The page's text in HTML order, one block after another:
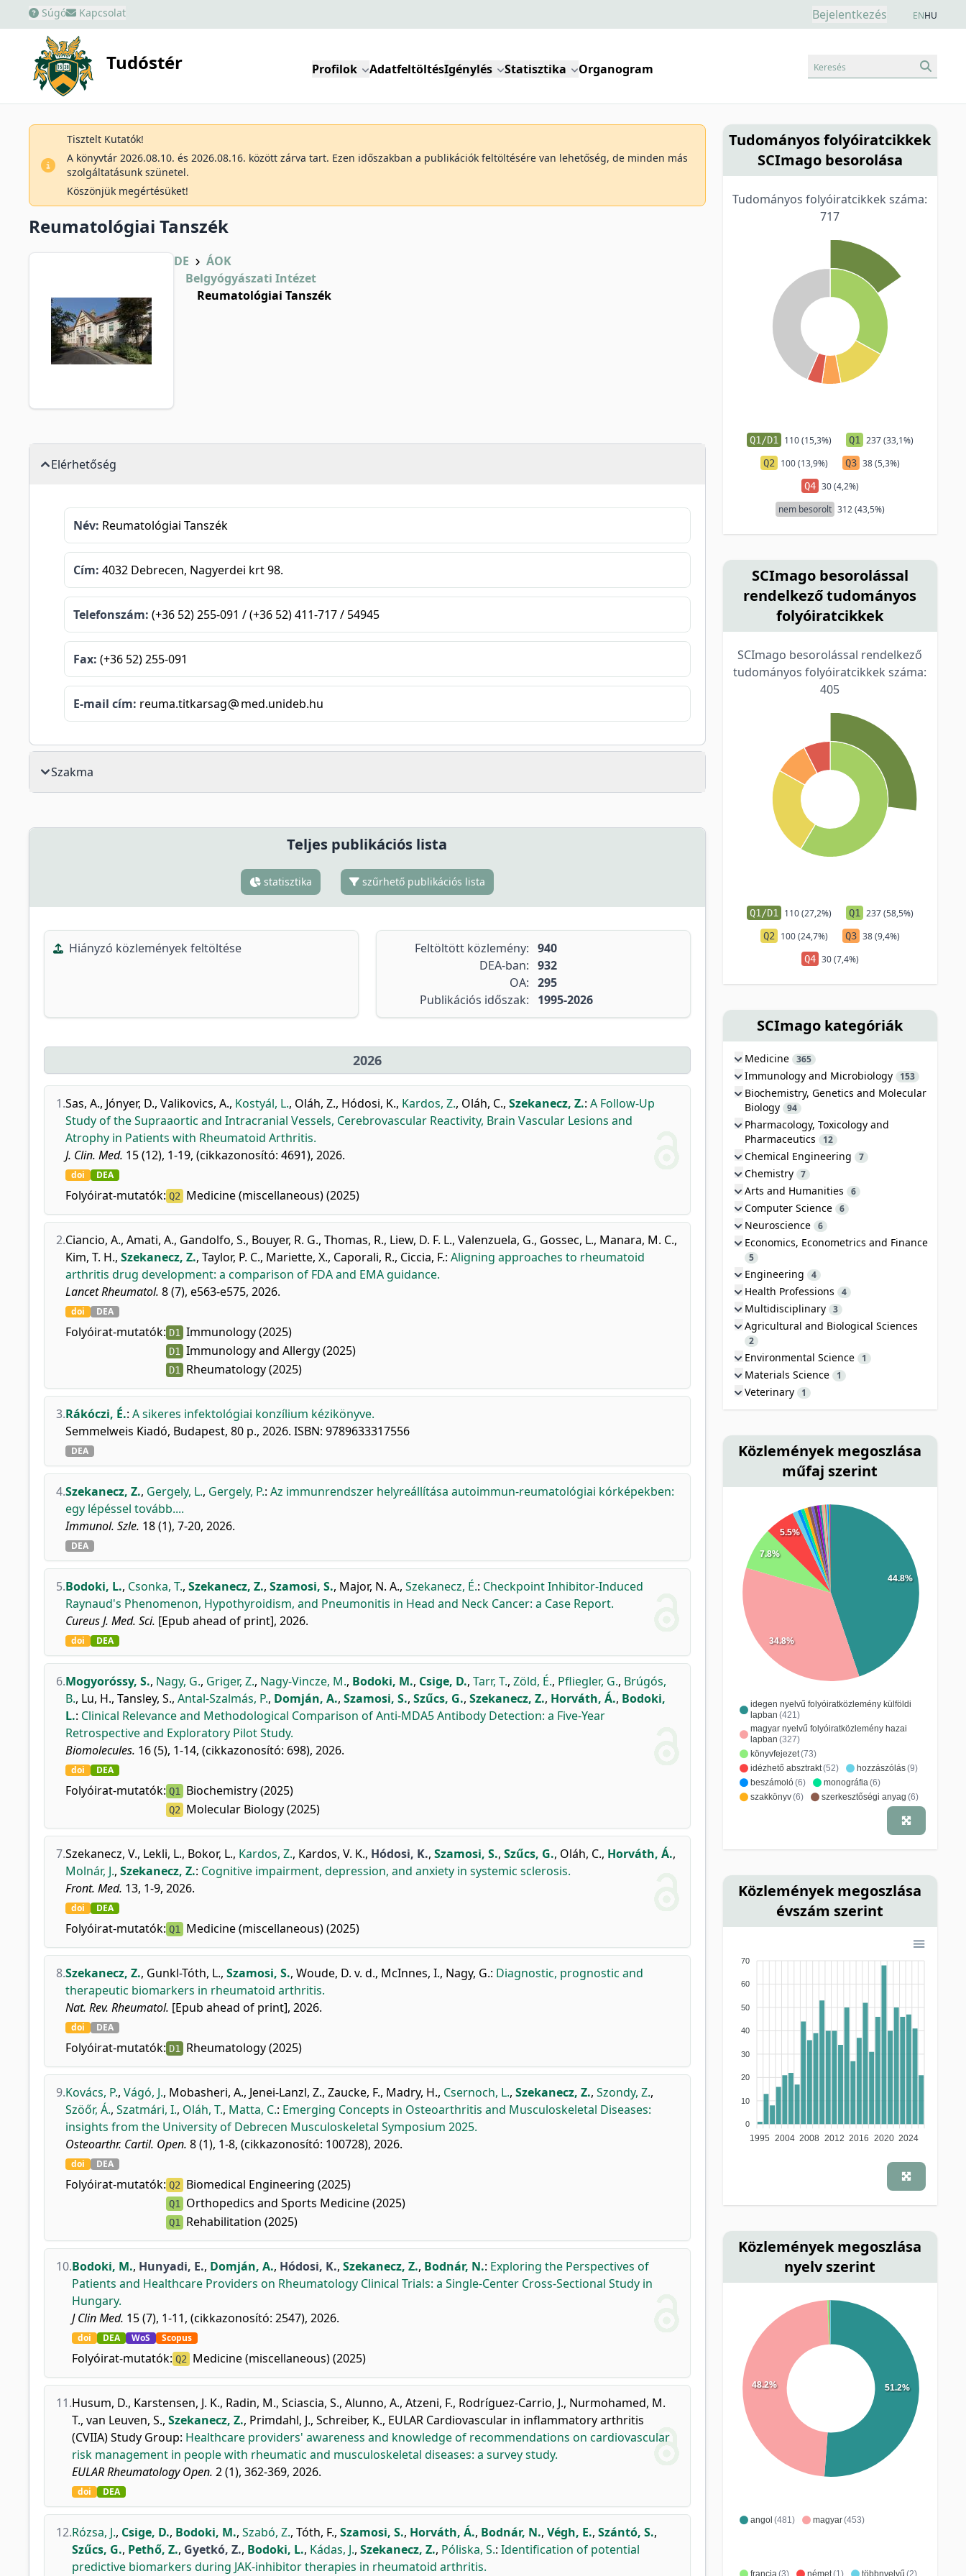
Súgó Kapcsolat Bejelentkezés ENHU
Tudóstér Profilok AdatfeltöltésIgénylés Statisztika Organogram Keresés
Tisztelt Kutatók!
A könyvtár 2026.08.10. és 2026.08.16. között zárva tart. Ezen időszakban a publikációk feltöltésére van lehetőség, de minden más
szolgáltatásunk szünetel.
Köszönjük megértésüket!
Reumatológiai Tanszék
DE
ÁOK
Belgyógyászati Intézet
Reumatológiai Tanszék
Elérhetőség
Név: Reumatológiai Tanszék
Cím: 4032 Debrecen, Nagyerdei krt 98.
Telefonszám: (+36 52) 255-091 / (+36 52) 411-717 / 54945
Fax: (+36 52) 255-091
E-mail cím: reuma.titkarsag med.unideb.hu
Szakma
Teljes publikációs lista
statisztika szűrhető publikációs lista
Hiányzó közlemények feltöltése Feltöltött közlemény: 940
DEA-ban: 932
OA: 295
Publikációs időszak:
1995-2026
2026
1.Sas, A., Jónyer, D., Valikovics, A., Kostyál, L., Oláh, Z., Hódosi, K., Kardos, Z., Oláh, C., Szekanecz, Z.: A Follow-Up
Study of the Supraaortic and Intracranial Vessels, Cerebrovascular Reactivity, Brain Vascular Lesions and
Atrophy in Patients with Rheumatoid Arthritis.
J. Clin. Med. 15 (12), 1-19, (cikkazonosító: 4691), 2026.
doi DEA
Folyóirat-mutatók: Q2 Medicine (miscellaneous) (2025)
2.Ciancio, A., Amati, A., Gandolfo, S., Bouyer, R. G., Thomas, R., Liew, D. F. L., Valenzuela, G., Gossec, L., Manara, M. C.,
Kim, T. H., Szekanecz, Z., Taylor, P. C., Mariette, X., Caporali, R., Ciccia, F.: Aligning approaches to rheumatoid
arthritis drug development: a comparison of FDA and EMA guidance.
Lancet Rheumatol. 8 (7), e563-e575, 2026.
doi DEA
Folyóirat-mutatók: D1 Immunology (2025)
D1 Immunology and Allergy (2025)
D1 Rheumatology (2025)
3.Rákóczi, É.: A sikeres infektológiai konzílium kézikönyve.
Semmelweis Kiadó, Budapest, 80 p., 2026. ISBN: 9789633317556
DEA
4.Szekanecz, Z., Gergely, L., Gergely, P.: Az immunrendszer helyreállítása autoimmun-reumatológiai kórképekben:
egy lépéssel tovább....
Immunol. Szle. 18 (1), 7-20, 2026.
DEA
5.Bodoki, L., Csonka, T., Szekanecz, Z., Szamosi, S., Major, N. A., Szekanecz, É.: Checkpoint Inhibitor-Induced
Raynaud's Phenomenon, Hypothyroidism, and Pneumonitis in Head and Neck Cancer: a Case Report.
Cureus J. Med. Sci. [Epub ahead of print], 2026.
doi DEA
6.Mogyoróssy, S., Nagy, G., Griger, Z., Nagy-Vincze, M., Bodoki, M., Csige, D., Tarr, T., Zöld, É., Pfliegler, G., Brúgós,
B., Lu, H., Tansley, S., Antal-Szalmás, P., Domján, A., Szamosi, S., Szűcs, G., Szekanecz, Z., Horváth, Á., Bodoki,
L.: Clinical Relevance and Methodological Comparison of Anti-MDA5 Antibody Detection: a Five-Year
Retrospective and Exploratory Pilot Study.
Biomolecules. 16 (5), 1-14, (cikkazonosító: 698), 2026.
doi DEA
Folyóirat-mutatók: Q1 Biochemistry (2025)
Q2 Molecular Biology (2025)
7.Szekanecz, V., Lekli, L., Bokor, L., Kardos, Z., Kardos, V. K., Hódosi, K., Szamosi, S., Szűcs, G., Oláh, C., Horváth, Á.,
Molnár, J., Szekanecz, Z.: Cognitive impairment, depression, and anxiety in systemic sclerosis.
Front. Med. 13, 1-9, 2026.
doi DEA
Folyóirat-mutatók: Q1 Medicine (miscellaneous) (2025)
8.Szekanecz, Z., Gunkl-Tóth, L., Szamosi, S., Woude, D. v. d., McInnes, I., Nagy, G.: Diagnostic, prognostic and
therapeutic biomarkers in rheumatoid arthritis.
Nat. Rev. Rheumatol. [Epub ahead of print], 2026.
doi DEA
Folyóirat-mutatók: D1 Rheumatology (2025)
9.Kovács, P., Vágó, J., Mobasheri, A., Jenei-Lanzl, Z., Zaucke, F., Madry, H., Csernoch, L., Szekanecz, Z., Szondy, Z.,
Szöőr, Á., Szatmári, I., Oláh, T., Matta, C.: Emerging Concepts in Osteoarthritis and Musculoskeletal Diseases:
insights from the University of Debrecen Musculoskeletal Symposium 2025.
Osteoarthr. Cartil. Open. 8 (1), 1-8, (cikkazonosító: 100728), 2026.
doi DEA
Folyóirat-mutatók: Q2 Biomedical Engineering (2025)
Q1 Orthopedics and Sports Medicine (2025)
Q1 Rehabilitation (2025)
10.Bodoki, M., Hunyadi, E., Domján, A., Hódosi, K., Szekanecz, Z., Bodnár, N.: Exploring the Perspectives of
Patients and Healthcare Providers on Rheumatology Clinical Trials: a Single-Center Cross-Sectional Study in
Hungary.
J Clin Med. 15 (7), 1-11, (cikkazonosító: 2547), 2026.
doi DEA WoS Scopus
Folyóirat-mutatók: Q2 Medicine (miscellaneous) (2025)
11.Husum, D., Karstensen, J. K., Radin, M., Sciascia, S., Alunno, A., Atzeni, F., Rodríguez-Carrio, J., Nurmohamed, M.
T., van Leuven, S., Szekanecz, Z., Primdahl, J., Schreiber, K., EULAR Cardiovascular in inflammatory arthritis
(CVIIA) Study Group: Healthcare providers' awareness and knowledge of recommendations on cardiovascular
risk management in people with rheumatic and musculoskeletal diseases: a survey study.
EULAR Rheumatology Open. 2 (1), 362-369, 2026.
doi DEA
12.Rózsa, J., Csige, D., Bodoki, M., Szabó, Z., Tóth, F., Szamosi, S., Horváth, Á., Bodnár, N., Végh, E., Szántó, S.,
Szűcs, G., Pethő, Z., Gyetkó, Z., Bodoki, L., Kádas, J., Szekanecz, Z., Póliska, S.: Identification of potential
predictive biomarkers during JAK-inhibitor therapies in rheumatoid arthritis.
Tudományos folyóiratcikkek
SCImago besorolása
Tudományos folyóiratcikkek száma:
717
Q1/D1 110 (15,3%) Q1 237 (33,1%)
Q2 100 (13,9%) Q3 38 (5,3%)
Q4 30 (4,2%)
nem besorolt 312 (43,5%)
SCImago besorolással
rendelkező tudományos
folyóiratcikkek
SCImago besorolással rendelkező
tudományos folyóiratcikkek száma:
405
Q1/D1 110 (27,2%) Q1 237 (58,5%)
Q2 100 (24,7%) Q3 38 (9,4%)
Q4 30 (7,4%)
SCImago kategóriák
Medicine 365
Immunology and Microbiology 153
Biochemistry, Genetics and Molecular
Biology 94
Pharmacology, Toxicology and
Pharmaceutics
12
Chemical Engineering 7
Chemistry 7
Arts and Humanities 6
Computer Science 6
Neuroscience 6
Economics, Econometrics and Finance
5
Engineering 4
Health Professions 4
Multidisciplinary 3
Agricultural and Biological Sciences
2
Environmental Science 1
Materials Science 1
Veterinary 1
Közlemények megoszlása
műfaj szerint
idegen nyelvű folyóiratközlemény külföldi
lapban (421)
magyar nyelvű folyóiratközlemény hazai
lapban (327)
könyvfejezet(73)
idézhető absztrakt(52) hozzászólás(9)
beszámoló(6) monográfia (6)
szakkönyv(6) szerkesztőségi anyag (6)
idegen nyelvű folyóiratközlemény hazai
levél(4) szerkesztői levél(4)
szerkesztés, szöveggondozás (2)
fordítás(1)
44.8%
34.8%
7.8%
5.5%
Közlemények megoszlása
évszám szerint
70
60
50
40
30
20
10
0
1995 2004 2008 2012 2016 2020 2024
Közlemények megoszlása
nyelv szerint
angol (481) magyar(453)
francia (3) német(1) többnyelvű (2)
51.2%
48.2%